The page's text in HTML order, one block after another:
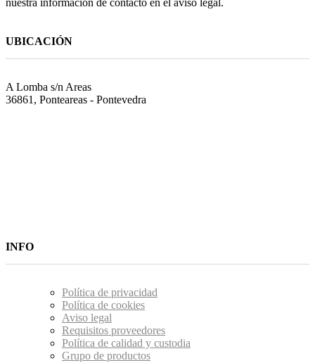
nuestra información de contacto en el aviso legal.
UBICACIÓN
A Lomba s/n Areas
36861, Ponteareas - Pontevedra
INFO
Política de privacidad
Política de cookies
Aviso legal
Requisitos proveedores
Política de calidad y custodia
Grupo de productos